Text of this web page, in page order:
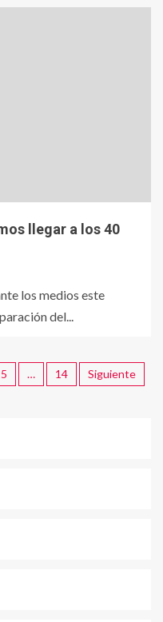
llegar a los 40
los medios este
del...
5 … 14 Siguiente